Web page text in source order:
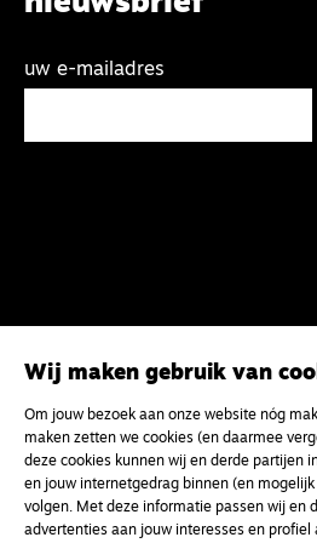
uw e-mailadres
Wij maken gebruik van
Om jouw bezoek aan onze website nóg
maken zetten we cookies (en daarmee
deze cookies kunnen wij en derde partijen
en jouw internetgedrag binnen (en
volgen. Met deze informatie passen wij en
advertenties aan jouw interesses en profiel